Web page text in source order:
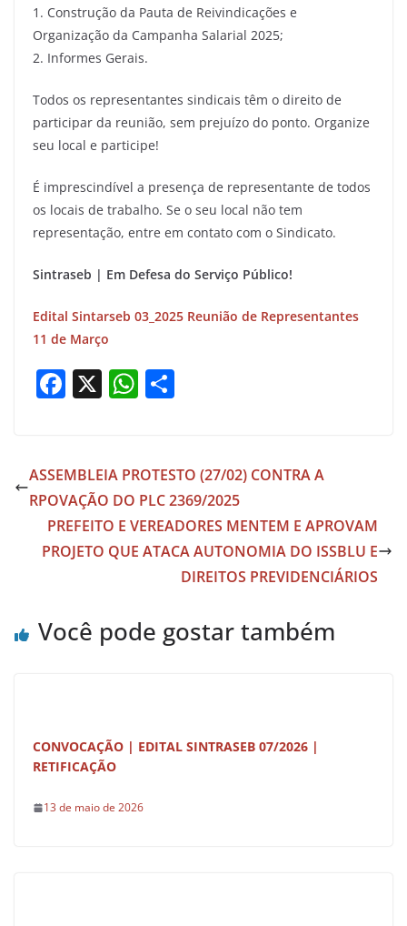
1. Construção da Pauta de Reivindicações e
Organização da Campanha Salarial 2025;
2. Informes Gerais.
Todos os representantes sindicais têm o direito de
participar da reunião, sem prejuízo do ponto. Organize
seu local e participe!
É imprescindível a presença de representante de todos
os locais de trabalho. Se o seu local não tem
representação, entre em contato com o Sindicato.
Sintraseb | Em Defesa do Serviço Público!
Edital Sintarseb 03_2025 Reunião de Representantes
11 de Março
F
e
b
o
o
X W
s
A
p
p
e
ASSEMBLEIA PROTESTO (27/02) CONTRA A
RPOVAÇÃO DO PLC 2369/2025
PREFEITO E VEREADORES MENTEM E APROVAM
PROJETO QUE ATACA AUTONOMIA DO ISSBLU E
DIREITOS PREVIDENCIÁRIOS
Você pode gostar também
CONVOCAÇÃO | EDITAL SINTRASEB 07/2026 |
RETIFICAÇÃO
13 de maio de 2026